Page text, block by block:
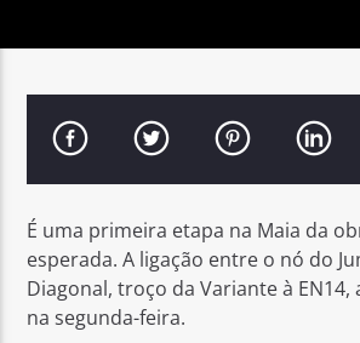
VOU PARA A FOLIA
É uma primeira etapa na Maia da
esperada. A ligação entre o nó do
Diagonal, troço da Variante à
na segunda-feira.